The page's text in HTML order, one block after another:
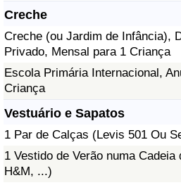
Creche
Creche (ou Jardim de Infância),
Privado, Mensal para 1 Criança
Escola Primária Internacional,
Criança
Vestuário e Sapatos
1 Par de Calças (Levis 501 Ou
1 Vestido de Verão numa Cadeia
H&M, ...)